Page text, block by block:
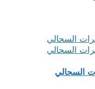
السحالي